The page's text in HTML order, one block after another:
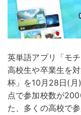
英単語アプリ「モ
高校生や卒業生を
杯」を10月28日(月
点で参加校数が
た、多くの高校で